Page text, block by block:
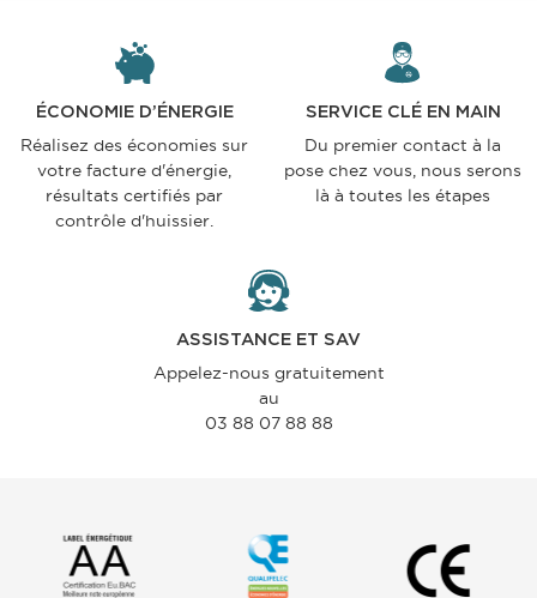
ÉCONOMIE D’ÉNERGIE
Réalisez des économies sur
votre facture d'énergie,
résultats certifiés par
contrôle d'huissier.
SERVICE CLÉ EN MAIN
Du premier contact à la
pose chez vous, nous serons
là à toutes les étapes
ASSISTANCE ET SAV
Appelez-nous gratuitement
au
03 88 07 88 88